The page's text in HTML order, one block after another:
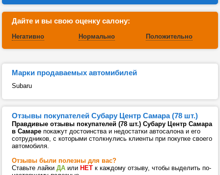
Дайте и вы свою оценку салону:
Негативно Нормально Положительно
Марки продаваемых автомибилей
Subaru
Отзывы покупателей Субару Центр Самара (78 шт.)
Правдивые отзывы покупателей (78 шт.) Субару Центр Самара
в Самаре покажут достоинства и недостатки автосалона и его
сотрудников, с которыми столкнулись клиенты при покупке своего
автомобиля.
Отзывы были полезны для вас?
Ставьте лайки ДА или НЕТ к каждому отзыву, чтобы выделить по-